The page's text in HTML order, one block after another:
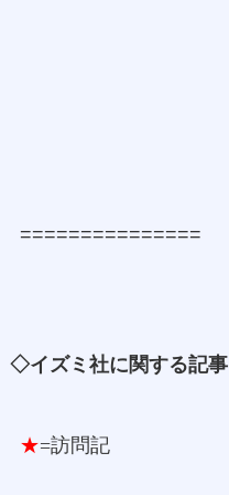
===============
◇イズミ社に関する記事
★=訪問記